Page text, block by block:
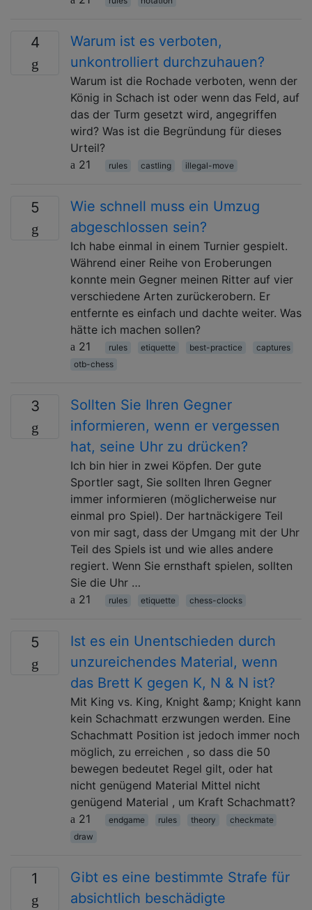
4
Warum ist es verboten,
unkontrolliert durchzuhauen?
Warum ist die Rochade verboten, wenn der
König in Schach ist oder wenn das Feld, auf
das der Turm gesetzt wird, angegriffen
wird? Was ist die Begründung für dieses
Urteil?
21
rules castling illegal-move
5
Wie schnell muss ein Umzug
abgeschlossen sein?
Ich habe einmal in einem Turnier gespielt.
Während einer Reihe von Eroberungen
konnte mein Gegner meinen Ritter auf vier
verschiedene Arten zurückerobern. Er
entfernte es einfach und dachte weiter. Was
hätte ich machen sollen?
21
rules etiquette best-practice
captures
otb-chess
3
Sollten Sie Ihren Gegner
informieren, wenn er vergessen
hat, seine Uhr zu drücken?
Ich bin hier in zwei Köpfen. Der gute
Sportler sagt, Sie sollten Ihren Gegner
immer informieren (möglicherweise nur
einmal pro Spiel). Der hartnäckigere Teil
von mir sagt, dass der Umgang mit der Uhr
Teil des Spiels ist und wie alles andere
regiert. Wenn Sie ernsthaft spielen, sollten
Sie die Uhr …
21
rules etiquette chess-clocks
5
Ist es ein Unentschieden durch
unzureichendes Material, wenn
das Brett K gegen K, N & N ist?
Mit King vs. King, Knight &amp; Knight kann
kein Schachmatt erzwungen werden. Eine
Schachmatt Position ist jedoch immer noch
möglich, zu erreichen , so dass die 50
bewegen bedeutet Regel gilt, oder hat
nicht genügend Material Mittel nicht
genügend Material , um Kraft Schachmatt?
21
endgame rules theory
checkmate
draw
1
Gibt es eine bestimmte Strafe für
absichtlich beschädigte